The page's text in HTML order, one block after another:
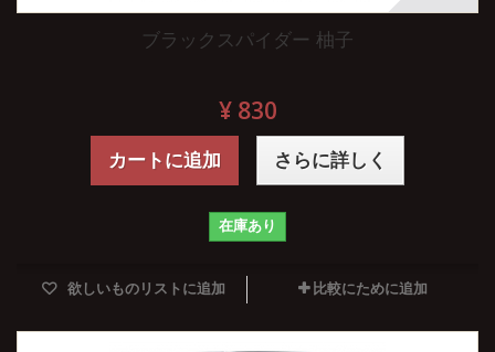
ブラックスパイダー 柚子
¥ 830
カートに追加 さらに詳しく
在庫あり
欲しいものリストに追加 比較にために追加